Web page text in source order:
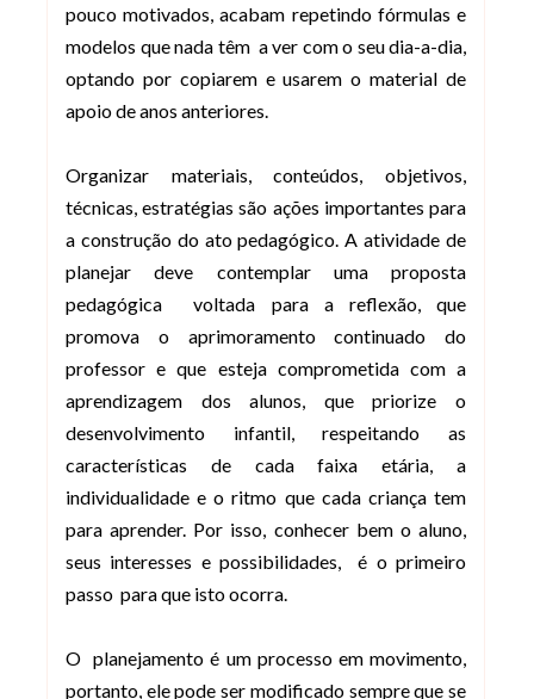
pouco motivados, acabam repetindo fórmulas e
modelos que nada têm a ver com o seu dia-a-dia,
optando por copiarem e usarem o material de
apoio de anos anteriores.
Organizar materiais, conteúdos, objetivos,
técnicas, estratégias são ações importantes para
a construção do ato pedagógico. A atividade de
planejar deve contemplar uma proposta
pedagógica voltada para a reflexão, que
promova o aprimoramento continuado do
professor e que esteja comprometida com a
aprendizagem dos alunos, que priorize o
desenvolvimento infantil, respeitando as
características de cada faixa etária, a
individualidade e o ritmo que cada criança tem
para aprender. Por isso, conhecer bem o aluno,
seus interesses e possibilidades, é o primeiro
passo para que isto ocorra.
O planejamento é um processo em movimento,
portanto, ele pode ser modificado sempre que se